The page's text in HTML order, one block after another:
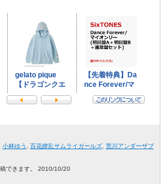
小林ゆう 百花繚乱サムライガールズ 荒川アンダーザブ
できます。 2010/10/20